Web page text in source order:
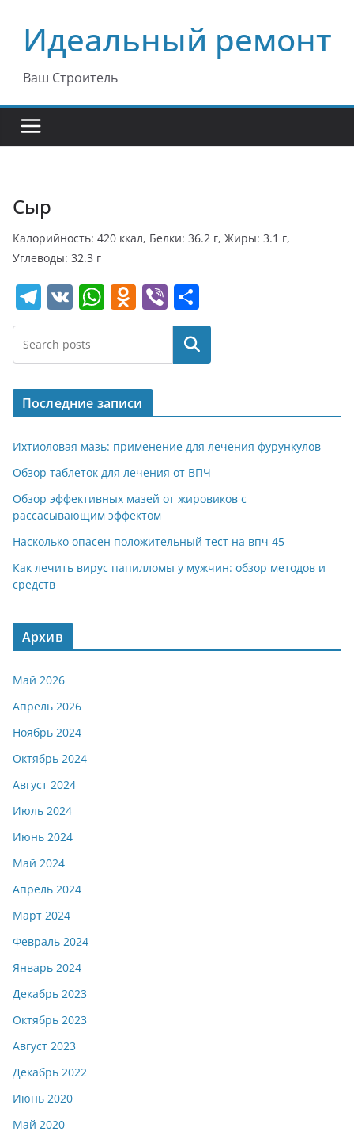
содержимому
Идеальный ремонт
Ваш Строитель
Сыр
Калорийность: 420 ккал, Белки: 36.2 г, Жиры: 3.1 г,
Углеводы: 32.3 г
T
el
e
gr
a
m
V
K
W
h
s
A
p
p
O
d
o
kl
a
ss
ni
ki
Vi
b
er
т
п
р
в
и
т
ь
Поиск
Последние записи
Ихтиоловая мазь: применение для лечения фурункулов
Обзор таблеток для лечения от ВПЧ
Обзор эффективных мазей от жировиков с
рассасывающим эффектом
Насколько опасен положительный тест на впч 45
Как лечить вирус папилломы у мужчин: обзор методов и
средств
Архив
Май 2026
Апрель 2026
Ноябрь 2024
Октябрь 2024
Август 2024
Июль 2024
Июнь 2024
Май 2024
Апрель 2024
Март 2024
Февраль 2024
Январь 2024
Декабрь 2023
Октябрь 2023
Август 2023
Декабрь 2022
Июнь 2020
Май 2020